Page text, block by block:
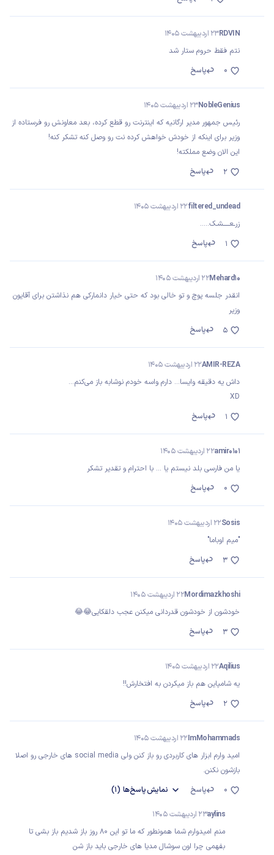
RDVIN23 اردیبهشت 1405
نتم فقط حروم ستار شد
پاسخ
0
NobleGenius23 اردیبهشت 1405
رئیس جمهور مدیر ارگانیه که اینترنت رو قطع کرده، بعد معاونش رو فرستاده از
وزیر برای اینکه از خودش خواهش کرده نت رو وصل کنه تشکر کنه!
این الان وضع مملکته!
پاسخ
2
filtered_undead22 اردیبهشت 1405
زرـعـــــشـک.....
پاسخ
1
Mehard1022 اردیبهشت 1405
انقدر جلسه پوچ و تو خالی بود که حتی خیار دانمارکی هم نذاشتن برای آقایون
وزیر
پاسخ
5
AMIR-REZA22 اردیبهشت 1405
داش یه دقیقه وایسا... دارم واسه خودم نوشابه باز می‌کنم...
XD
پاسخ
1
amir010122 اردیبهشت 1405
یا من فارسی بلد نیستم یا ... با احترام و تقدیر تشکر
پاسخ
0
Sosis22 اردیبهشت 1405
"میم اوباما"
پاسخ
3
Mordimazkhoshi22 اردیبهشت 1405
خودشون از خودشون قدردانی میکنن عجب دلقکایی😂😂
پاسخ
3
Aqilius22 اردیبهشت 1405
یه شامپاین هم باز میکردن به افتخارش!!
پاسخ
2
ImMohammads22 اردیبهشت 1405
امید وارم ابزار های کاربردی رو باز کنن ولی social media های خارجی رو اصلا
بازشون نکنن.
پاسخ
نمایشپاسخ‌ها (1) 0
aylins23 اردیبهشت 1405
منم امیدوارم شما همونطور که ما تو این ۸۰ روز باز شدیم باز بشی تا
بفهمی چرا اون سوشال مدیا های خارجی باید باز شن